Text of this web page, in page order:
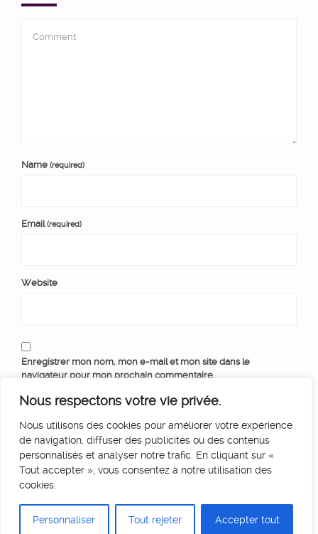
Nous respectons votre vie privée.
Nous utilisons des cookies pour améliorer votre expérience
de navigation, diffuser des publicités ou des contenus
personnalisés et analyser notre trafic. En cliquant sur «
Tout accepter », vous consentez à notre utilisation des
cookies.
Personnaliser Tout rejeter Accepter tout
Name (required)
Email(required)
Website
Enregistrer mon nom, mon e-mail et mon site dans le
navigateur pour mon prochain commentaire.